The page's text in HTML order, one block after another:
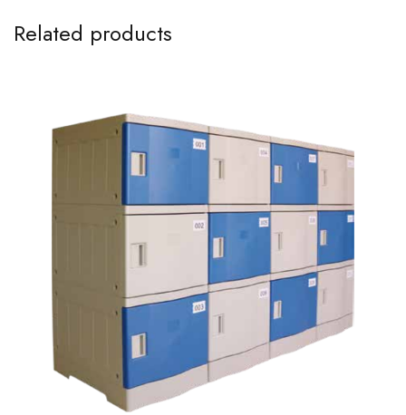
Related products